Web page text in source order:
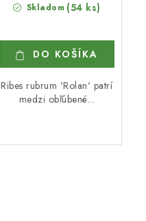
Skladom (54 ks)
DO KOŠÍKA
Ribes rubrum 'Rolan' patrí
medzi obľúbené...